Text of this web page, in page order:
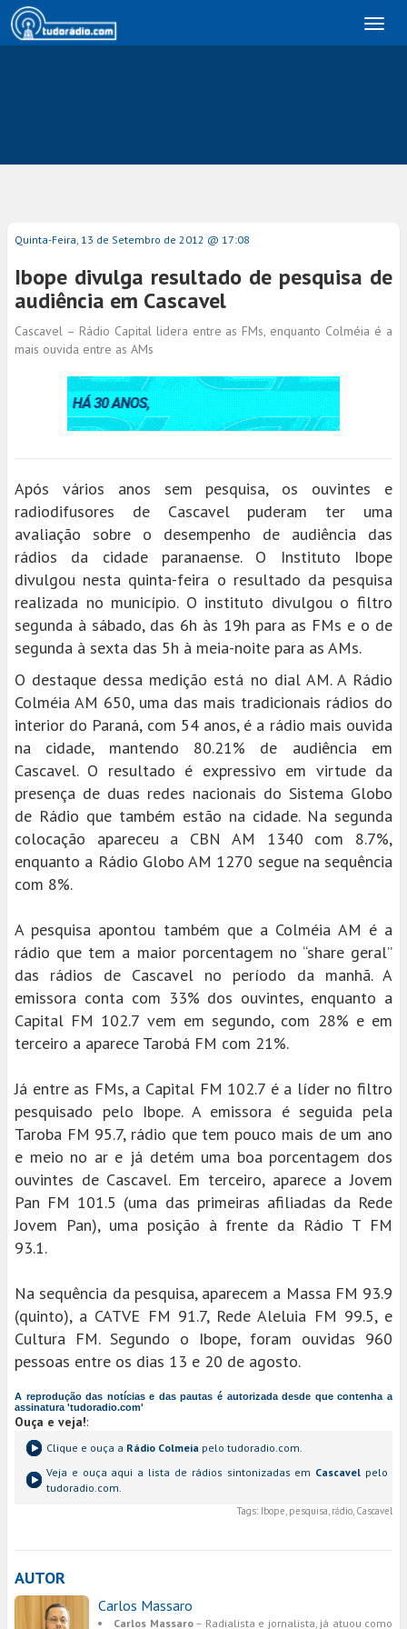
Quinta-Feira, 13 de Setembro de 2012 @ 17:08
Ibope divulga resultado de pesquisa de
audiência em Cascavel
Cascavel – Rádio Capital lidera entre as FMs, enquanto Colméia é a
mais ouvida entre as AMs
Após vários anos sem pesquisa, os ouvintes e
radiodifusores de Cascavel puderam ter uma
avaliação sobre o desempenho de audiência das
rádios da cidade paranaense. O Instituto Ibope
divulgou nesta quinta-feira o resultado da pesquisa
realizada no município. O instituto divulgou o filtro
segunda à sábado, das 6h às 19h para as FMs e o de
segunda à sexta das 5h à meia-noite para as AMs.
O destaque dessa medição está no dial AM. A Rádio
Colméia AM 650, uma das mais tradicionais rádios do
interior do Paraná, com 54 anos, é a rádio mais ouvida
na cidade, mantendo 80.21% de audiência em
Cascavel. O resultado é expressivo em virtude da
presença de duas redes nacionais do Sistema Globo
de Rádio que também estão na cidade. Na segunda
colocação apareceu a CBN AM 1340 com 8.7%,
enquanto a Rádio Globo AM 1270 segue na sequência
com 8%.
A pesquisa apontou também que a Colméia AM é a
rádio que tem a maior porcentagem no “share geral”
das rádios de Cascavel no período da manhã. A
emissora conta com 33% dos ouvintes, enquanto a
Capital FM 102.7 vem em segundo, com 28% e em
terceiro a aparece Tarobá FM com 21%.
Já entre as FMs, a Capital FM 102.7 é a líder no filtro
pesquisado pelo Ibope. A emissora é seguida pela
Taroba FM 95.7, rádio que tem pouco mais de um ano
e meio no ar e já detém uma boa porcentagem dos
ouvintes de Cascavel. Em terceiro, aparece a Jovem
Pan FM 101.5 (uma das primeiras afiliadas da Rede
Jovem Pan), uma posição à frente da Rádio T FM
93.1.
Na sequência da pesquisa, aparecem a Massa FM 93.9
(quinto), a CATVE FM 91.7, Rede Aleluia FM 99.5, e
Cultura FM. Segundo o Ibope, foram ouvidas 960
pessoas entre os dias 13 e 20 de agosto.
A reprodução das notícias e das pautas é autorizada desde que contenha a
assinatura 'tudoradio.com'
Ouça e veja!:
Clique e ouça a Rádio Colmeia pelo tudoradio.com.
Veja e ouça aqui a lista de rádios sintonizadas em Cascavel pelo
tudoradio.com.
Tags: Ibope, pesquisa, rádio, Cascavel
AUTOR
Carlos Massaro
Carlos Massaro– Radialista e jornalista, já atuou como